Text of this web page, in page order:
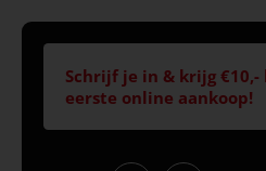
Schrijf je in & krijg
eerste online aankoop!